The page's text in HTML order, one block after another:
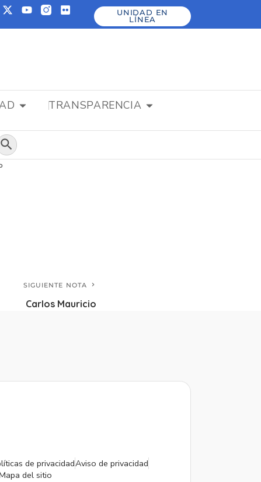
UNIDAD EN
LÍNEA
TRANSPARENCIA
de búsqueda
SIGUIENTE NOTA
Carlos Mauricio
de privacidadAviso de privacidad
del sitio